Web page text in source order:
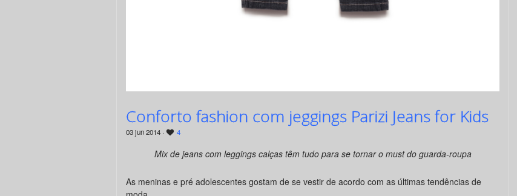
Conforto fashion com jeggings Parizi Jeans for Kids
03 jun 2014 · 4
Mix de jeans com leggings calças têm tudo para se tornar o must do guarda-roupa
As meninas e pré adolescentes gostam de se vestir de acordo com as últimas tendências de